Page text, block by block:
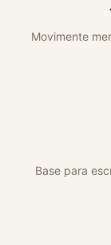
Movimente
Base para